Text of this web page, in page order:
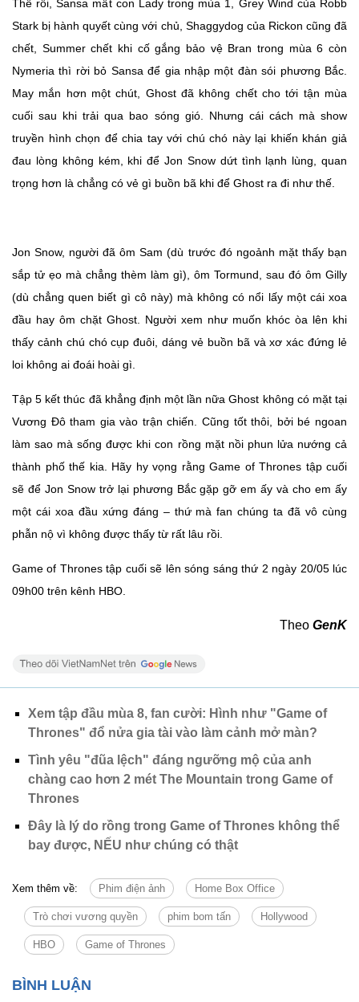
Thế rồi, Sansa mất con Lady trong mùa 1, Grey Wind của Robb
Stark bị hành quyết cùng với chủ, Shaggydog của Rickon cũng đã
chết, Summer chết khi cố gắng bảo vệ Bran trong mùa 6 còn
Nymeria thì rời bỏ Sansa để gia nhập một đàn sói phương Bắc.
May mắn hơn một chút, Ghost đã không chết cho tới tận mùa
cuối sau khi trải qua bao sóng gió. Nhưng cái cách mà show
truyền hình chọn để chia tay với chú chó này lại khiến khán giả
đau lòng không kém, khi để Jon Snow dứt tình lạnh lùng, quan
trọng hơn là chẳng có vẻ gì buồn bã khi để Ghost ra đi như thế.
Jon Snow, người đã ôm Sam (dù trước đó ngoảnh mặt thấy bạn
sắp tử ẹo mà chẳng thèm làm gì), ôm Tormund, sau đó ôm Gilly
(dù chẳng quen biết gì cô này) mà không có nổi lấy một cái xoa
đầu hay ôm chặt Ghost. Người xem như muốn khóc òa lên khi
thấy cảnh chú chó cụp đuôi, dáng vẻ buồn bã và xơ xác đứng lẻ
loi không ai đoái hoài gì.
Tập 5 kết thúc đã khẳng định một lần nữa Ghost không có mặt tại
Vương Đô tham gia vào trận chiến. Cũng tốt thôi, bởi bé ngoan
làm sao mà sống được khi con rồng mặt nồi phun lửa nướng cả
thành phố thế kia. Hãy hy vọng rằng Game of Thrones tập cuối
sẽ để Jon Snow trở lại phương Bắc gặp gỡ em ấy và cho em ấy
một cái xoa đầu xứng đáng – thứ mà fan chúng ta đã vô cùng
phẫn nộ vì không được thấy từ rất lâu rồi.
Game of Thrones tập cuối sẽ lên sóng sáng thứ 2 ngày 20/05 lúc
09h00 trên kênh HBO.
Theo GenK
Xem tập đầu mùa 8, fan cười: Hình như "Game of
Thrones" đổ nửa gia tài vào làm cảnh mở màn?
Tình yêu "đũa lệch" đáng ngưỡng mộ của anh
chàng cao hơn 2 mét The Mountain trong Game of
Thrones
Đây là lý do rồng trong Game of Thrones không thể
bay được, NẾU như chúng có thật
Xem thêm về: Phim điện ảnh Home Box Office
Trò chơi vương quyền phim bom tấn Hollywood
HBO Game of Thrones